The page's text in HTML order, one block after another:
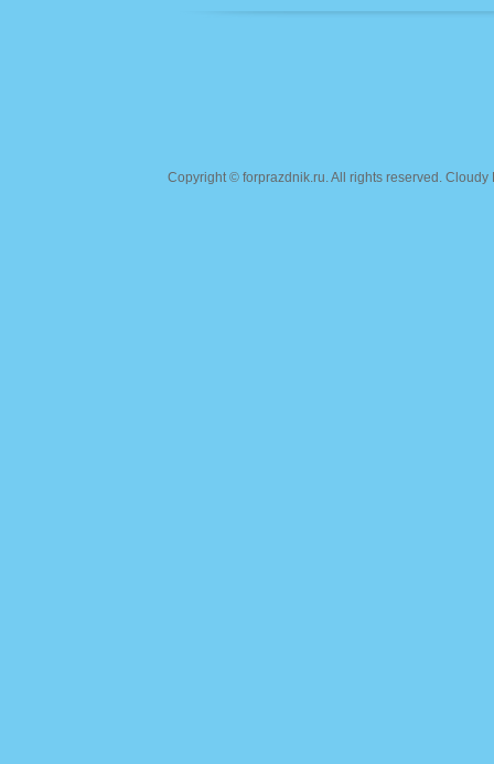
Copyright © forprazdnik.ru. All rights reserved.